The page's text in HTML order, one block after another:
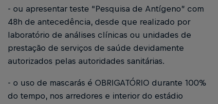
- ou apresentar teste “Pesquisa de Antígeno” com
48h de antecedência, desde que realizado por
laboratório de análises clínicas ou unidades de
prestação de serviços de saúde devidamente
autorizados pelas autoridades sanitárias.
- o uso de mascarás é OBRIGATÓRIO durante 100%
do tempo, nos arredores e interior do estádio